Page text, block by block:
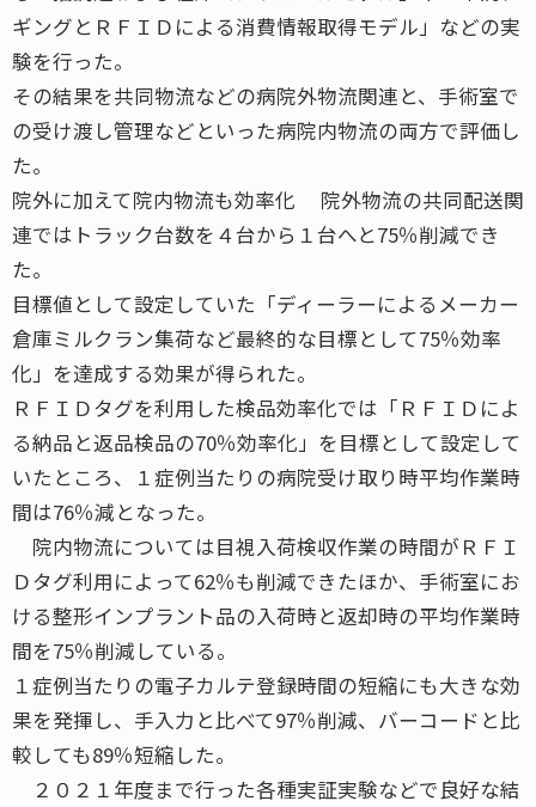
ギングとＲＦＩＤによる消費情報取得モデル」などの実
験を行った。
その結果を共同物流などの病院外物流関連と、手術室で
の受け渡し管理などといった病院内物流の両方で評価し
た。
院外に加えて院内物流も効率化 院外物流の共同配送関
連ではトラック台数を４台から１台へと75％削減でき
た。
目標値として設定していた「ディーラーによるメーカー
倉庫ミルクラン集荷など最終的な目標として75％効率
化」を達成する効果が得られた。
ＲＦＩＤタグを利用した検品効率化では「ＲＦＩＤによ
る納品と返品検品の70％効率化」を目標として設定して
いたところ、１症例当たりの病院受け取り時平均作業時
間は76％減となった。
院内物流については目視入荷検収作業の時間がＲＦＩ
Ｄタグ利用によって62％も削減できたほか、手術室にお
ける整形インプラント品の入荷時と返却時の平均作業時
間を75％削減している。
１症例当たりの電子カルテ登録時間の短縮にも大きな効
果を発揮し、手入力と比べて97％削減、バーコードと比
較しても89％短縮した。
２０２１年度まで行った各種実証実験などで良好な結